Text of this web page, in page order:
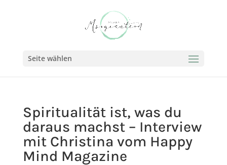
Seite wählen
Spiritualität ist, was du
daraus machst – Interview
mit Christina vom Happy
Mind Magazine